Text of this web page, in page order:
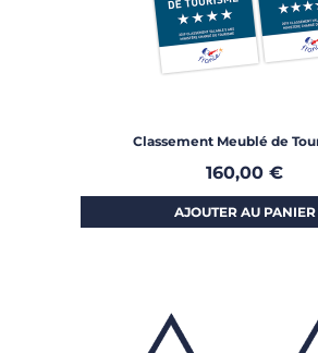
Classement Meublé de
160,00 €
AJOUTER AU PANIER